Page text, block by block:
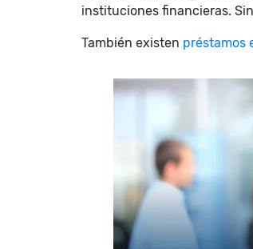
instituciones financieras.
También existen préstamos